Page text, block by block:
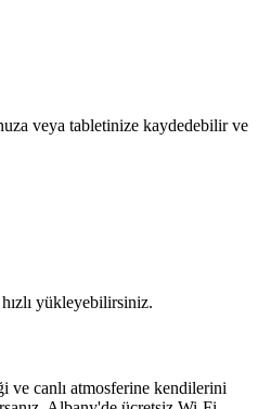
veya tabletinize kaydedebilir ve
yükleyebilirsiniz.
ve canlı atmosferine kendilerini